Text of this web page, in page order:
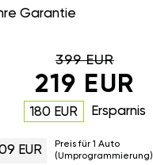
Garantie
399 EUR
219 EUR
180 EUR Ersparnis
EUR
Preis für 1 Auto
(Umprogrammierung)